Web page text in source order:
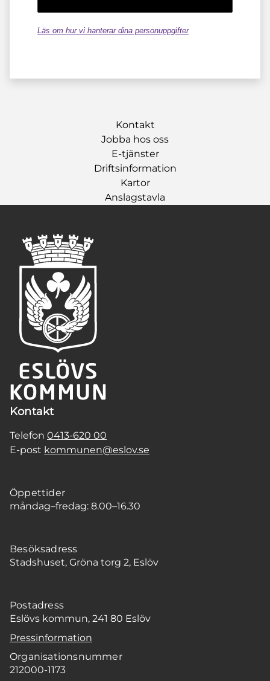
Läs om hur vi hanterar dina personuppgifter
Kontakt
Jobba hos oss
E-tjänster
Driftsinformation
Kartor
Anslagstavla
Kontakt
Telefon 0413-620 00
E-post kommunen@eslov.se
Öppettider
måndag–fredag: 8.00–16.30
Besöksadress
Stadshuset, Gröna torg 2, Eslöv
Postadress
Eslövs kommun, 241 80 Eslöv
Pressinformation
Organisationsnummer
212000-1173